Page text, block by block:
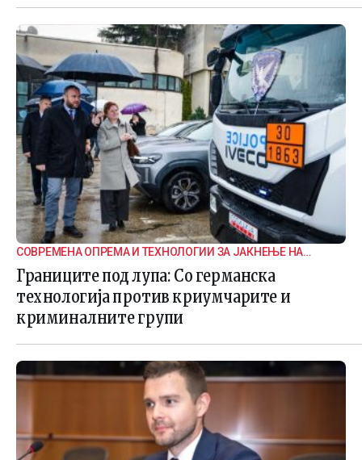
СОВРЕМЕНА ОПРЕМА И ТЕХНОЛОГИИ ЗА ЈАКНЕЊЕ НА
ГРАНИЧНАТА БЕЗБЕДНОСТ
Границите под лупа: Со германска
технологија против криумчарите и
криминалните групи